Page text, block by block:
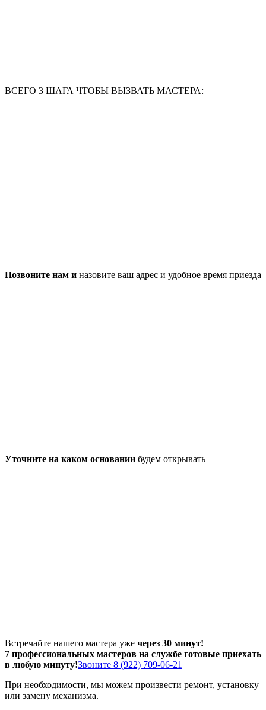
ВСЕГО 3 ШАГА ЧТОБЫ ВЫЗВАТЬ МАСТЕРА:
Позвоните нам и назовите ваш адрес и удобное время приезда
Уточните на каком основании будем открывать
Встречайте нашего мастера уже через 30 минут!
7 профессиональных мастеров на службе готовые приехать
в любую минуту!Звоните 8 (922) 709-06-21
При необходимости, мы можем произвести ремонт, установку
или замену механизма.